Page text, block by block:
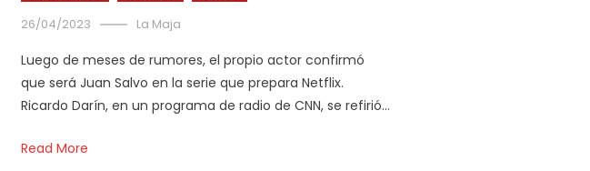
26/04/2023
La Maja
Luego de meses de rumores, el propio actor confirmó
que será Juan Salvo en la serie que prepara Netflix.
Ricardo Darín, en un programa de radio de CNN, se refirió…
Read More